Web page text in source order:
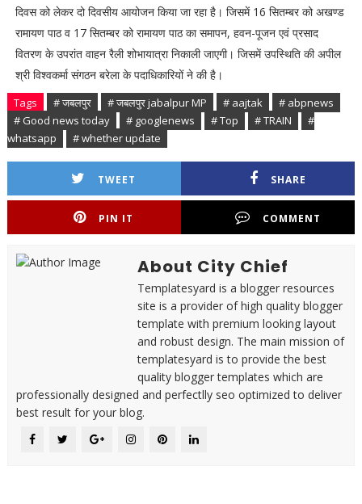
दिवस को लेकर दो दिवसीय आयोजन किया जा रहा है। जिसमें 16 सितम्बर को अखण्ड
रामायण पाठ व 17 सितम्बर को रामायण पाठ का समापन, हवन-पूजन एवं प्रसाद
वितरण के उपरांत वाहन रैली शोभायात्रा निकाली जाएगी। जिसमें उपस्थिति की अपील
श्री विश्वकर्मा संगठन बरेला के पदाधिकारियों ने की है।
Tags # जबलपुर # जबलपुर jabalpur MP # aajtak
# abpnews
# Good news today
# googlenews # Top # TRAIN
#
whatsapp
# whether update
TWEET SHARE
PIN IT COMMENT
About City Chief
Templatesyard is a blogger resources
site is a provider of high quality blogger
template with premium looking layout
and robust design. The main mission of
templatesyard is to provide the best
quality blogger templates which are
professionally designed and perfectlly seo optimized to deliver
best result for your blog.